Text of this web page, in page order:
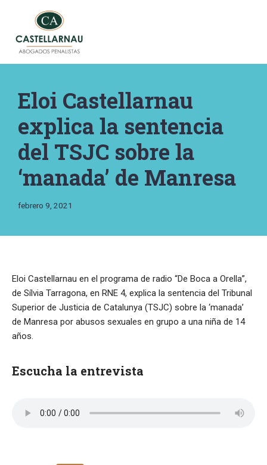
Eloi Castellarnau
explica la sentencia
del TSJC sobre la
‘manada’ de Manresa
febrero 9, 2021
Eloi Castellarnau en el programa de radio “De Boca a Orella”,
de Sílvia Tarragona, en RNE 4, explica la sentencia del Tribunal
Superior de Justicia de Catalunya (TSJC) sobre la ‘manada’
de Manresa por abusos sexuales en grupo a una niña de 14
años.
Escucha la entrevista